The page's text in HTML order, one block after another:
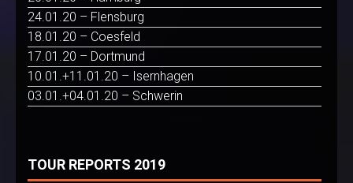
24.01.20 – Flensburg
18.01.20 – Coesfeld
17.01.20 – Dortmund
10.01.+11.01.20 – Isernhagen
03.01.+04.01.20 – Schwerin
TOUR REPORTS 2019